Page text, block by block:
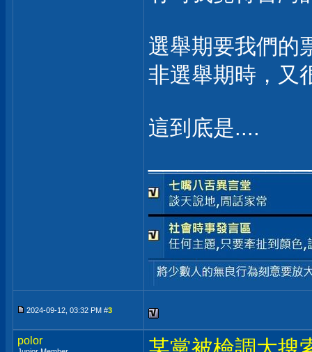
選舉期要我們的
非選舉期時，又
這到底是....
2024-09-12, 03:32 PM #3
polor